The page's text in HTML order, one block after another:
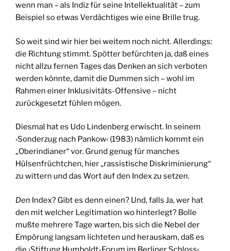
wenn man – als Indiz für seine Intellektualität – zum
Beispiel so etwas Verdächtiges wie eine Brille trug.
So weit sind wir hier bei weitem noch nicht. Allerdings:
die Richtung stimmt. Spötter befürchten ja, daß eines
nicht allzu fernen Tages das Denken an sich verboten
werden könnte, damit die Dummen sich – wohl im
Rahmen einer Inklusivitäts-Offensive – nicht
zurückgesetzt fühlen mögen.
Diesmal hat es Udo Lindenberg erwischt. In seinem
›Sonderzug nach Pankow‹ (1983) nämlich kommt ein
„Oberindianer“ vor. Grund genug für manches
Hülsenfrüchtchen, hier „rassistische Diskriminierung“
zu wittern und das Wort auf den Index zu setzen.
Den Index? Gibt es denn einen? Und, falls Ja, wer hat
den mit welcher Legitimation wo hinterlegt? Bolle
mußte mehrere Tage warten, bis sich die Nebel der
Empörung langsam lichteten und herauskam, daß es